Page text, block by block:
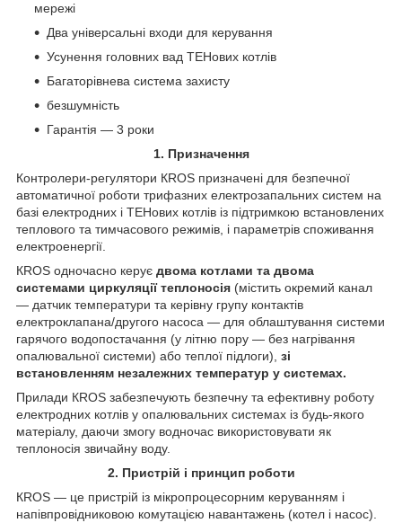
мережі
Два універсальні входи для керування
Усунення головних вад ТЕНових котлів
Багаторівнева система захисту
безшумність
Гарантія — 3 роки
1. Призначення
Контролери-регулятори КROS призначені для безпечної
автоматичної роботи трифазних електрозапальних систем на
базі електродних і ТЕНових котлів із підтримкою встановлених
теплового та тимчасового режимів, і параметрів споживання
електроенергії.
КROS одночасно керує двома котлами та двома
системами циркуляції теплоносія (містить окремий канал
— датчик температури та керівну групу контактів
електроклапана/другого насоса — для облаштування системи
гарячого водопостачання (у літню пору — без нагрівання
опалювальної системи) або теплої підлоги), зі
встановленням незалежних температур у системах.
Прилади КROS забезпечують безпечну та ефективну роботу
електродних котлів у опалювальних системах із будь-якого
матеріалу, даючи змогу водночас використовувати як
теплоносія звичайну воду.
2. Пристрій і принцип роботи
КROS — це пристрій із мікропроцесорним керуванням і
напівпровідниковою комутацією навантажень (котел і насос).